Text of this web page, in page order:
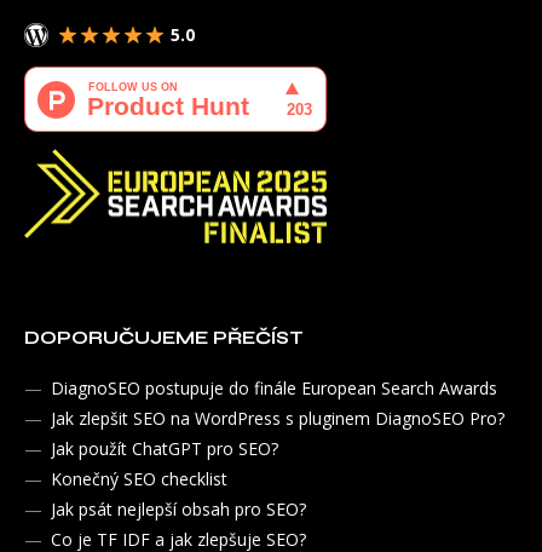
5.0
DOPORUČUJEME PŘEČÍST
DiagnoSEO postupuje do finále European Search Awards
Jak zlepšit SEO na WordPress s pluginem DiagnoSEO Pro?
Jak použít ChatGPT pro SEO?
Konečný SEO checklist
Jak psát nejlepší obsah pro SEO?
Co je TF IDF a jak zlepšuje SEO?